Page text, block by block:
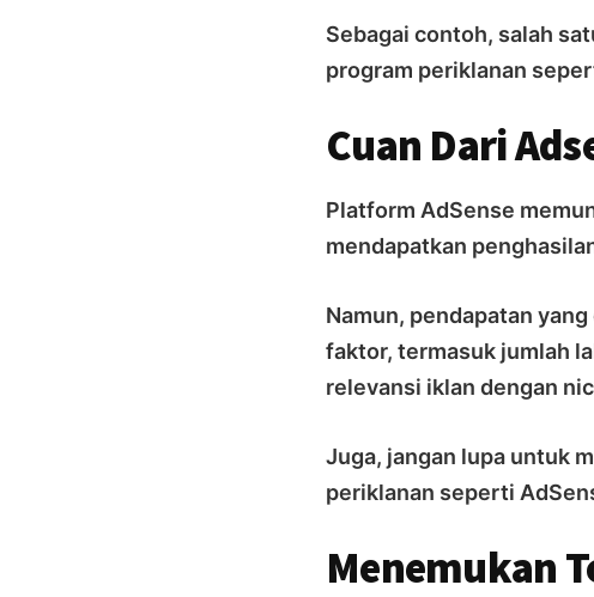
Sebagai contoh, salah
program periklanan
Cuan Dari
Platform AdSense
mendapatkan
Namun, pendapatan
faktor, termasuk jumlah
relevansi iklan dengan
Juga, jangan lupa untuk
periklanan seperti
Menemukan